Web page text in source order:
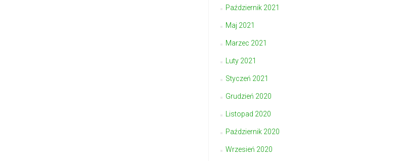
Październik 2021
Maj 2021
Marzec 2021
Luty 2021
Styczeń 2021
Grudzień 2020
Listopad 2020
Październik 2020
Wrzesień 2020